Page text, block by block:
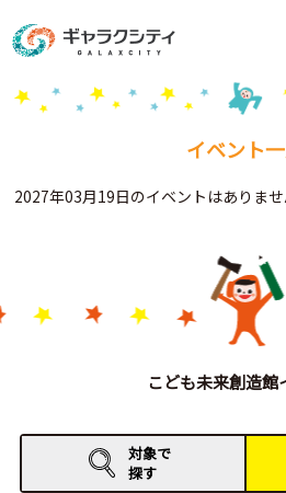
施設案内
こども
西新井
Gがくえん
お知らせ
イベントレポート
イベント
2027年03月19日のイベントはありませ
こども未来創造館
対象で
探す